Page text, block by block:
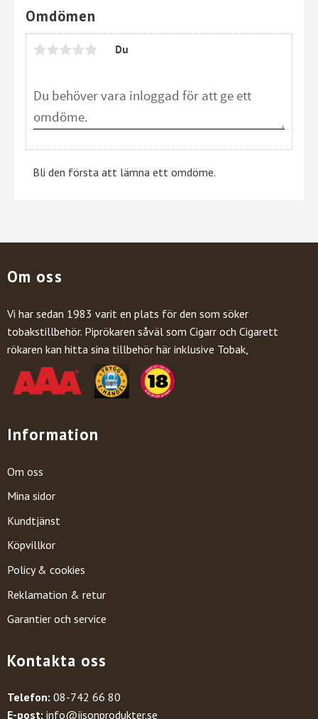
Omdömen
Du
Bli den första att lämna ett omdöme.
Om oss
Vi har sedan 1983 varit en plats för den som söker
tobakstillbehör. Piprökaren såväl som Cigarr och Cigarett
rökaren kan hitta sina tillbehör här inklusive Tobak,
Information
Om oss
Mina sidor
Kundtjänst
Köpvillkor
Policy & cookies
Reklamation & retur
Garantier och service
Kontakta oss
Telefon: 08-742 66 80
E-post: info@jisonprodukter.se